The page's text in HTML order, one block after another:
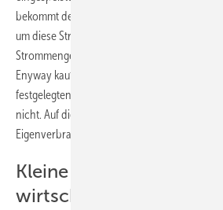
bekommt der Investor diese Strommenge
um diese Strommenge verringert sich die
Strommenge, die der Investor aus dem Netz
Enyway kauft, bekommt er diese Restmenge
festgelegten Zeitraum zum Selbstkostenpreis
nicht. Auf diese Weise können auch
Eigenverbrauch profitieren, auch wenn sie
Kleine Projekte sind
wirtschaftlich